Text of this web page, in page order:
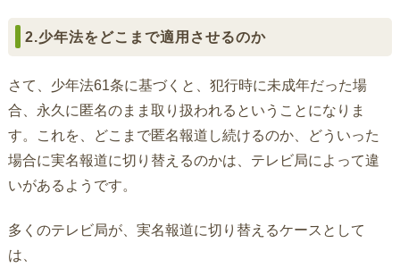
2.少年法をどこまで適用させるのか
さて、少年法61条に基づくと、犯行時に未成年だった場
合、永久に匿名のまま取り扱われるということになりま
す。これを、どこまで匿名報道し続けるのか、どういった
場合に実名報道に切り替えるのかは、テレビ局によって違
いがあるようです。
多くのテレビ局が、実名報道に切り替えるケースとして
は、